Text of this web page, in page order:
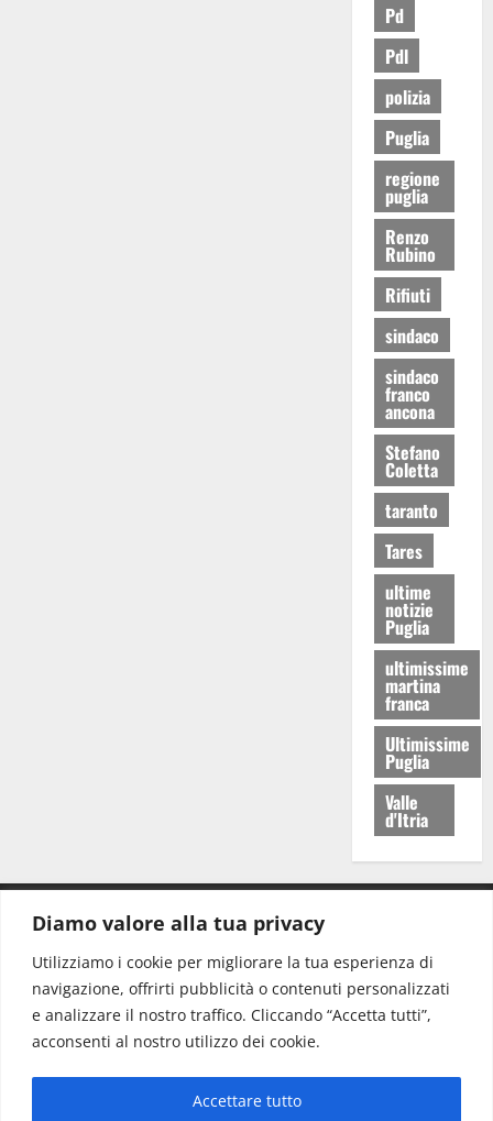
Diamo valore alla tua privacy
Utilizziamo i cookie per migliorare la tua esperienza di
navigazione, offrirti pubblicità o contenuti personalizzati
e analizzare il nostro traffico. Cliccando “Accetta tutti”,
acconsenti al nostro utilizzo dei cookie.
Accettare tutto
Pd
Pdl
polizia
Puglia
regione
puglia
Renzo
Rubino
Rifiuti
sindaco
sindaco
franco
ancona
Stefano
Coletta
taranto
Tares
ultime
notizie
Puglia
ultimissime
martina
franca
Ultimissime
Puglia
Valle
d'Itria
Redazione: redazione@www.martinasera.it
Direttore:direttore@www.martinasera.it
Info & Commerciale:info@www.martinasera.it